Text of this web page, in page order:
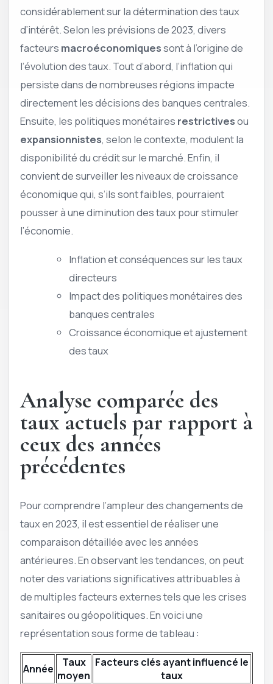
considérablement sur la détermination des taux
d’intérêt. Selon les prévisions de 2023, divers
facteurs macroéconomiquessont à l’origine de
l’évolution des taux. Tout d’abord, l’inflation qui
persiste dans de nombreuses régions impacte
directement les décisions des banques centrales.
Ensuite, les politiques monétaires restrictivesou
expansionnistes, selon le contexte, modulent la
disponibilité du crédit sur le marché. Enfin, il
convient de surveiller les niveaux de croissance
économique qui, s’ils sont faibles, pourraient
pousser à une diminution des taux pour stimuler
l’économie.
Inflation et conséquences sur les taux
directeurs
Impact des politiques monétaires des
banques centrales
Croissance économique et ajustement
des taux
Analyse comparée des
taux actuels par rapport à
ceux des années
précédentes
Pour comprendre l’ampleur des changements de
taux en 2023, il est essentiel de réaliser une
comparaison détaillée avec les années
antérieures. En observant les tendances, on peut
noter des variations significatives attribuables à
de multiples facteurs externes tels que les crises
sanitaires ou géopolitiques. En voici une
représentation sous forme de tableau :
Année
Taux
moyen
Facteurs clés ayant influencé le
taux